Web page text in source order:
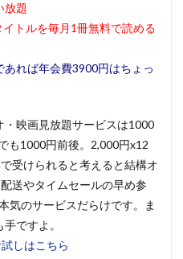
放題
トルを毎月1冊無料で読める
あれば年会費3900円はちょっ
映画見放題サービスは1000
も1000円前後。2,000円x12
受けられると考えると結構オ
送やタイムセールの早め参
気のサービスだらけです。ま
ですよ。
しはこちら